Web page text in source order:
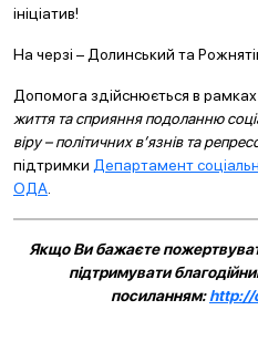
ініціатив!
На черзі – Долинський та
Допомога здійснюється в
життя та сприяння подоланню
віру – політичних в’язнів та
підтримки Департамент
ОДА
Якщо Ви бажаєте
підтримувати
посиланням:http://